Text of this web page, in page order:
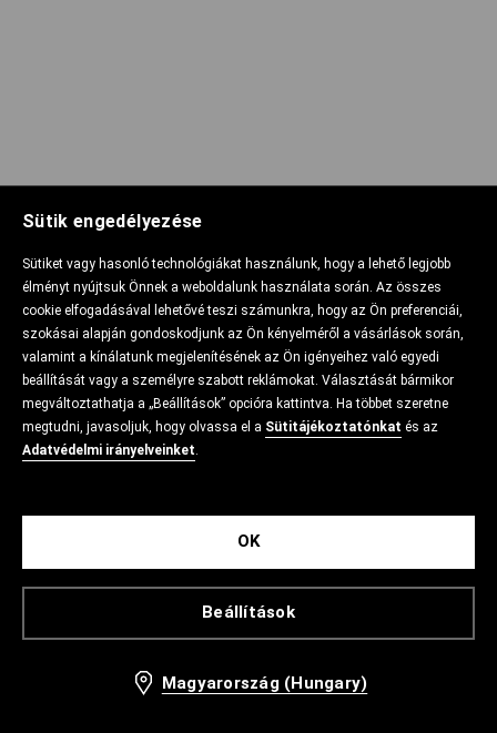
Sütik engedélyezése
Sütiket vagy hasonló technológiákat használunk, hogy a lehető legjobb
élményt nyújtsuk Önnek a weboldalunk használata során. Az összes
cookie elfogadásával lehetővé teszi számunkra, hogy az Ön preferenciái,
szokásai alapján gondoskodjunk az Ön kényelméről a vásárlások során,
valamint a kínálatunk megjelenítésének az Ön igényeihez való egyedi
beállítását vagy a személyre szabott reklámokat. Választását bármikor
megváltoztathatja a „Beállítások” opcióra kattintva. Ha többet szeretne
megtudni, javasoljuk, hogy olvassa el a Sütitájékoztatónkat és az
Adatvédelmi irányelveinket.
Beállítások
OK
Magyarország (Hungary)